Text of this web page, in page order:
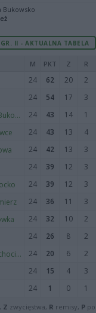
Bukowsko
II - AKTUALNA TABELA
M PKT Z R
24 62 20 2
24 54 17 3
Bukowianka Bukowsko 24 43 14 1
24 43 13 4
24 42 13 3
24 39 12 3
24 39 12 3
24 36 11 3
24 32 10 2
24 26 8 2
Górnik II Strachocina 24 20 6 2
24 15 4 3
24 1 0 1
Z zwycięstwa, R remisy, P